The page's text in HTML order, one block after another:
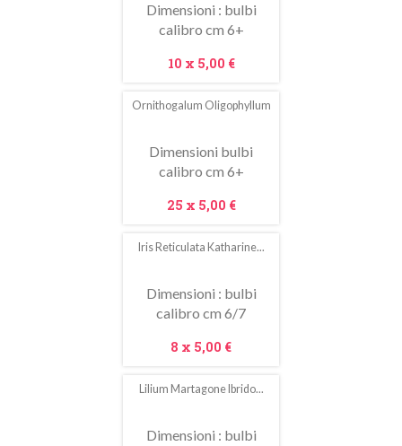
Dimensioni : bulbi
calibro cm 6+
Prezzo
10 x 5,00 €
Ornithogalum Oligophyllum
Dimensioni bulbi
calibro cm 6+
Prezzo
25 x 5,00 €
Iris Reticulata Katharine...
Dimensioni : bulbi
calibro cm 6/7
Prezzo
8 x 5,00 €
Lilium Martagone Ibrido...
Dimensioni : bulbi